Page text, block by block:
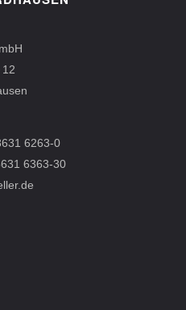
6263-0
6363-30